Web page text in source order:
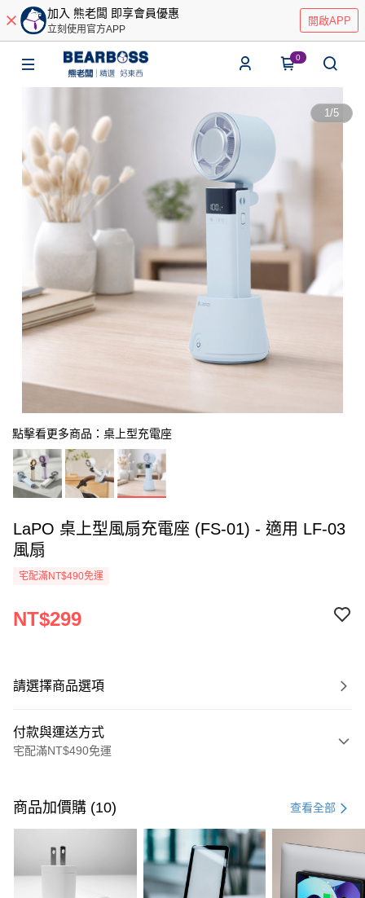
加入 熊老闆 即享會員優惠
立刻使用官方APP
開啟APP
0
1/5
點擊看更多商品：桌上型充電座
LaPO 桌上型風扇充電座 (FS-01) - 適用 LF-03
風扇
宅配滿NT$490免運
NT$299
請選擇商品選項
付款與運送方式
宅配滿NT$490免運
信用卡一次付款
3 期 0 利率 每期 NT$99
第一商業銀行
NT$49 21家銀行
商品加價購 (10) 查看全部